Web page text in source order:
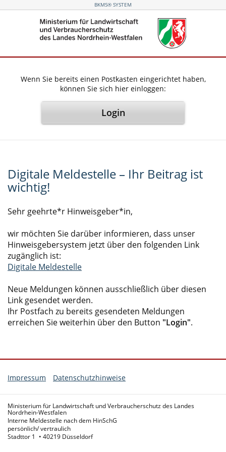
BKMS® SYSTEM
Wenn Sie bereits einen Postkasten eingerichtet haben,
können Sie sich hier einloggen:
Login
Digitale Meldestelle – Ihr Beitrag ist
wichtig!
Sehr geehrte*r Hinweisgeber*in,
wir möchten Sie darüber informieren, dass unser
Hinweisgebersystem jetzt über den folgenden Link
zugänglich ist:
Digitale Meldestelle
Neue Meldungen können ausschließlich über diesen
Link gesendet werden.
Ihr Postfach zu bereits gesendeten Meldungen
erreichen Sie weiterhin über den Button "Login".
Impressum Datenschutzhinweise
Ministerium für Landwirtschaft und Verbraucherschutz des Landes
Nordrhein-Westfalen
Interne Meldestelle nach dem HinSchG
persönlich/ vertraulich
Stadttor 1
40219 Düsseldorf